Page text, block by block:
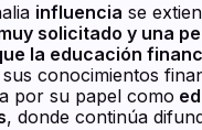
influencia se
solicitado y una
la educación
conocimientos
por su papel como
, donde continúa